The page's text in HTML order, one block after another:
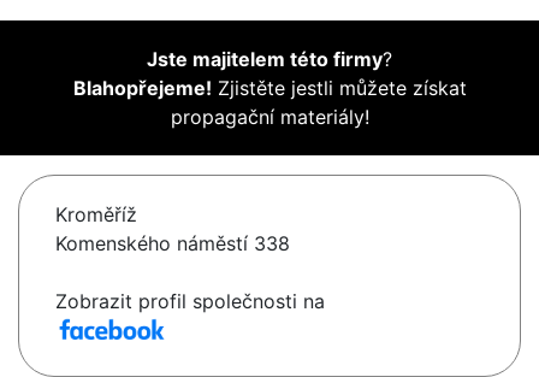
Jste majitelem této firmy?
Blahopřejeme! Zjistěte jestli můžete získat
propagační materiály!
Kroměříž
Komenského náměstí 338
Zobrazit profil společnosti na